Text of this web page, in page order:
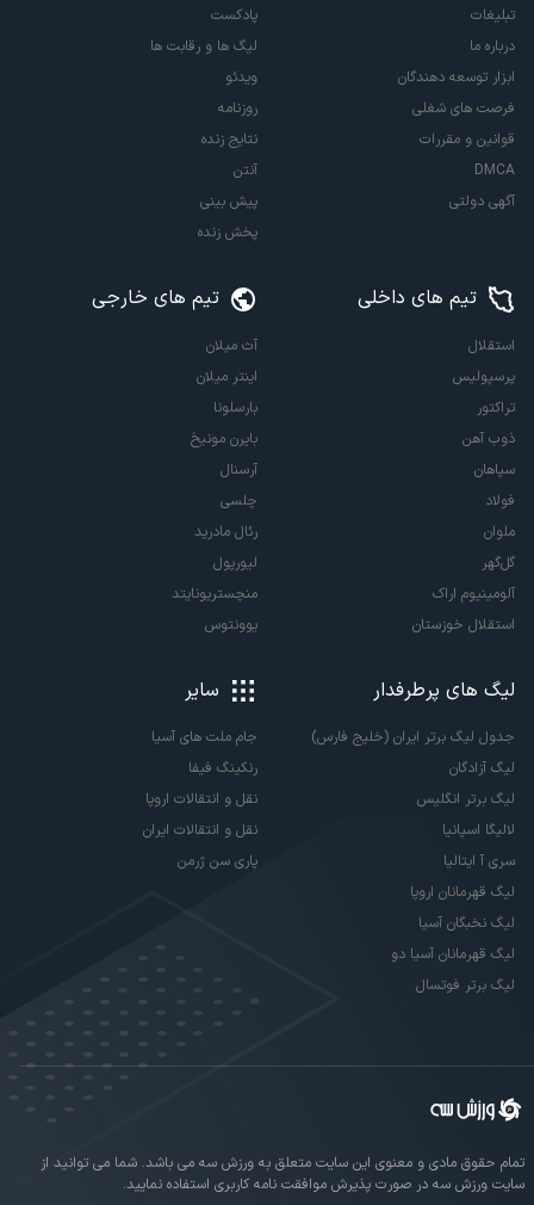
تبلیغات
درباره ما
ابزار توسعه دهندگان
فرصت های شغلی
قوانین و مقررات
DMCA
آگهی دولتی
پادکست
لیگ ها و رقابت ها
ویدئو
روزنامه
نتایج زنده
آنتن
پیش بینی
پخش زنده
تیم های داخلی
استقلال
پرسپولیس
تراکتور
ذوب آهن
سپاهان
فولاد
ملوان
گل‌گهر
آلومینیوم اراک
استقلال خوزستان
تیم های خارجی
آث میلان
اینتر میلان
بارسلونا
بایرن مونیخ
آرسنال
چلسی
رئال مادرید
لیورپول
منچستریونایتد
یوونتوس
لیگ های پرطرفدار
جدول لیگ برتر ایران (خلیج فارس)
لیگ آزادگان
لیگ برتر انگلیس
لالیگا اسپانیا
سری آ ایتالیا
لیگ قهرمانان اروپا
لیگ نخبگان آسیا
لیگ قهرمانان آسیا دو
لیگ برتر فوتسال
سایر
جام ملت های آسیا
رنکینگ فیفا
نقل و انتقالات اروپا
نقل و انتقالات ایران
پاری سن ژرمن
تمام حقوق مادی و معنوی این سایت متعلق به ورزش سه می باشد. شما می توانید از
سایت ورزش سه در صورت پذیرش موافقت نامه کاربری استفاده نمایید.